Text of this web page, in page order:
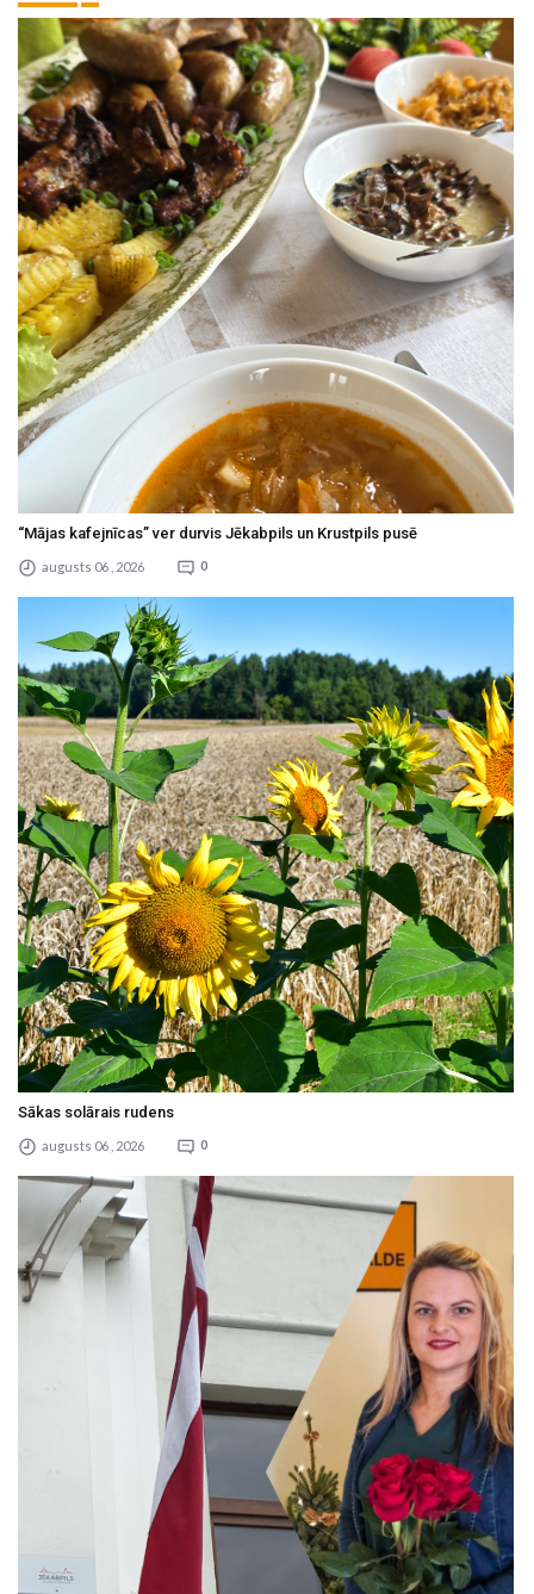
“Mājas kafejnīcas” ver durvis Jēkabpils un Krustpils pusē
augusts 06 , 2026 0
Sākas solārais rudens
augusts 06 , 2026 0